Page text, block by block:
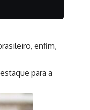
enfim,
para a